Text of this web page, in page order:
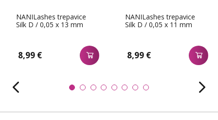
NANILashes trepavice
Silk D / 0,05 x 13 mm
8,99 €
NANILashes trepavice
Silk D / 0,05 x 11 mm
8,99 €